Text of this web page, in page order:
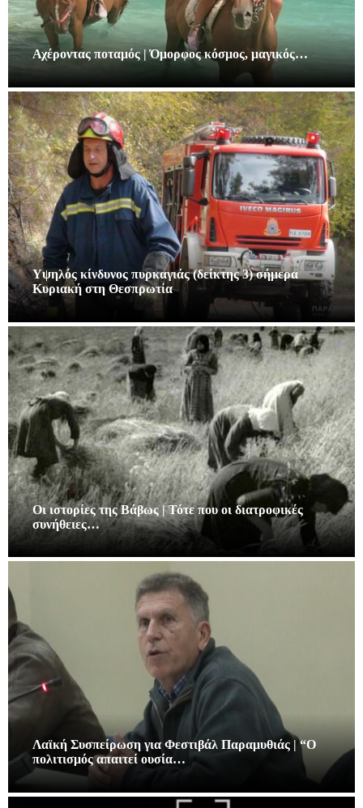
Αχέροντας ποταμός | Όμορφος κόσμος, μαγικός…
Υψηλός κίνδυνος πυρκαγιάς (δείκτης 3) σήμερα
Κυριακή στη Θεσπρωτία
Οι ιστορίες της Βάβως | Τότε που οι διατροφικές
συνήθειες…
Λαϊκή Συσπείρωση για Φεστιβάλ Παραμυθιάς | “Ο
πολιτισμός απαιτεί ουσία…